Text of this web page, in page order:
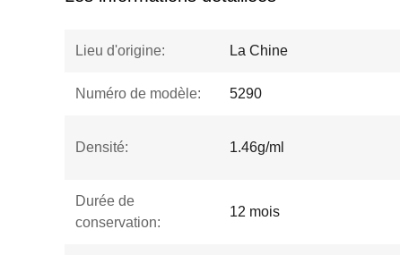
Lieu d'origine: La Chine
Numéro de modèle: 5290
Densité: 1.46g/ml
Durée de
conservation:
12 mois